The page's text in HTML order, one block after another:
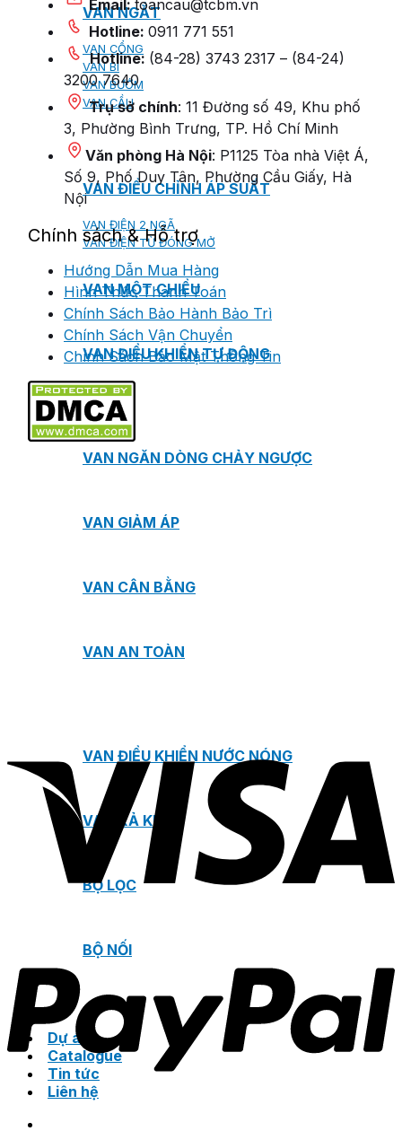
VAN NGẮT
VAN CỔNG
VAN BI
VAN BƯỚM
VAN CẦU
VAN ĐIỀU CHỈNH ÁP SUẤT
VAN ĐIỆN 2 NGÃ
VAN ĐIỆN TỪ ĐÓNG MỞ
VAN MỘT CHIỀU
VAN ĐIỀU KHIỂN TỰ ĐỘNG
VAN NGĂN DÒNG CHẢY NGƯỢC
VAN GIẢM ÁP
VAN CÂN BẰNG
VAN AN TOÀN
VAN ĐIỀU KHIỂN NƯỚC NÓNG
VAN XẢ KHÍ
BỘ LỌC
BỘ NỐI
Dự án
Catalogue
Tin tức
Liên hệ
Email:toancau@tcbm.vn
Hotline: 0911 771 551
Hotline: (84-28) 3743 2317 – (84-24)
3200 7640
Trụ sở chính: 11 Đường số 49, Khu phố
3, Phường Bình Trưng, TP. Hồ Chí Minh
Văn phòng Hà Nội: P1125 Tòa nhà Việt Á,
Số 9, Phố Duy Tân, Phường Cầu Giấy, Hà
Nội
Chính sách & Hỗ trợ
Hướng Dẫn Mua Hàng
Hình Thức Thanh Toán
Chính Sách Bảo Hành Bảo Trì
Chính Sách Vận Chuyển
Chính Sách Bảo Mật Thông Tin